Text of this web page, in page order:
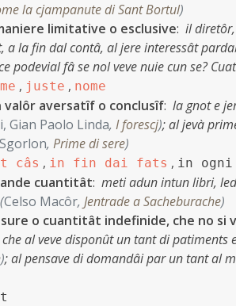
la cjampanute di Sant Bortul)
limitative o esclusive: il
a la fin dal contâ, al jere interessât
podevial fâ se nol veve nuie cun se?
, juste , nome
valôr aversatîf o conclusîf: la gnot e
Gian Paolo Linda, I forescj);al jevà
, Prime di sere)
câs , in fin dai fats , in ogni
cuantitât: meti adun intun libri,
(Celso Macôr, Jentrade a Sacheburache)
o cuantitât indefinide, che no si
al veve disponût un tant di
);al pensave di domandâi par un tant al